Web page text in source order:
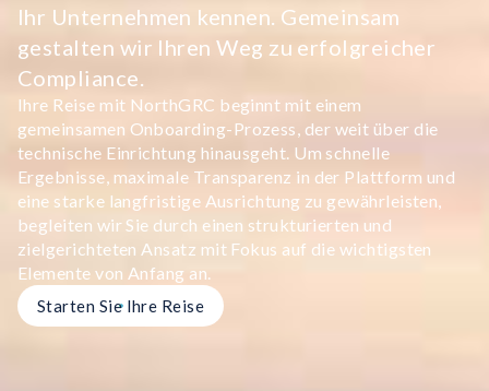
Ihr Unternehmen kennen. Gemeinsam
gestalten wir Ihren Weg zu erfolgreicher
Compliance.
Ihre Reise mit NorthGRC beginnt mit einem
gemeinsamen Onboarding-Prozess, der weit über die
technische Einrichtung hinausgeht. Um schnelle
Ergebnisse, maximale Transparenz in der Plattform und
eine starke langfristige Ausrichtung zu gewährleisten,
begleiten wir Sie durch einen strukturierten und
zielgerichteten Ansatz mit Fokus auf die wichtigsten
Elemente von Anfang an.
Starten Sie Ihre Reise